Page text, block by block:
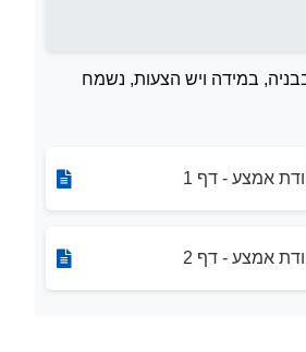
במידה ויש הצעות, נשמח
אמצע - דף 1
אמצע - דף 2